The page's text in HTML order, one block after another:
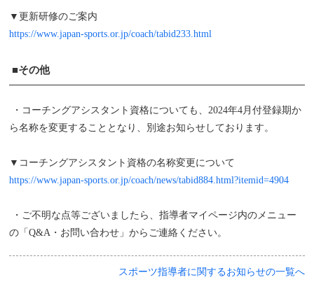
▼更新研修のご案内
https://www.japan-sports.or.jp/coach/tabid233.html
■その他
・コーチングアシスタント資格についても、2024年4月付登録期か
ら名称を変更することとなり、別途お知らせしております。
▼コーチングアシスタント資格の名称変更について
https://www.japan-sports.or.jp/coach/news/tabid884.html?itemid=4904
・ご不明な点等ございましたら、指導者マイページ内のメニュー
の「Q&A・お問い合わせ」からご連絡ください。
スポーツ指導者に関するお知らせの一覧へ